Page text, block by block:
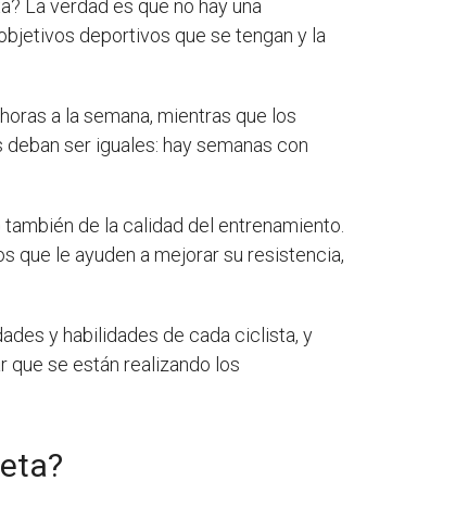
La verdad es que no hay una
deportivos que se tengan y la
horas a la semana, mientras que los
ser iguales: hay semanas con
de la calidad del entrenamiento.
que le ayuden a mejorar su resistencia,
y habilidades de cada ciclista, y
que se están realizando los